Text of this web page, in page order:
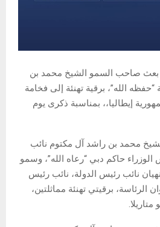
وام/ بعث صاحب السمو الشيخ محمد بن
“حفظه الله”، برقية تهنئة إلى فخامة
إيطاليا،، بمناسبة ذكرى يوم
محمد بن راشد آل مكتوم نائب
حاكم دبي “رعاه الله”، وسمو
نائب رئيس الدولة، نائب رئيس
الرئاسة، برقيتي تهنئة مماثلتين،